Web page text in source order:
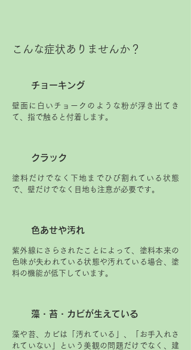
こんな症状ありませんか？
チョーキング
壁面に白いチョークのような粉が浮き出てき
て、指で触ると付着します。
クラック
塗料だけでなく下地までひび割れている状態
で、壁だけでなく目地も注意が必要です。
色あせや汚れ
紫外線にさらされたことによって、塗料本来の
色味が失われている状態や汚れている場合、塗
料の機能が低下しています。
藻・苔・カビが生えている
藻や苔、カビは「汚れている」、「お手入れさ
れていない」という美観の問題だけでなく、建